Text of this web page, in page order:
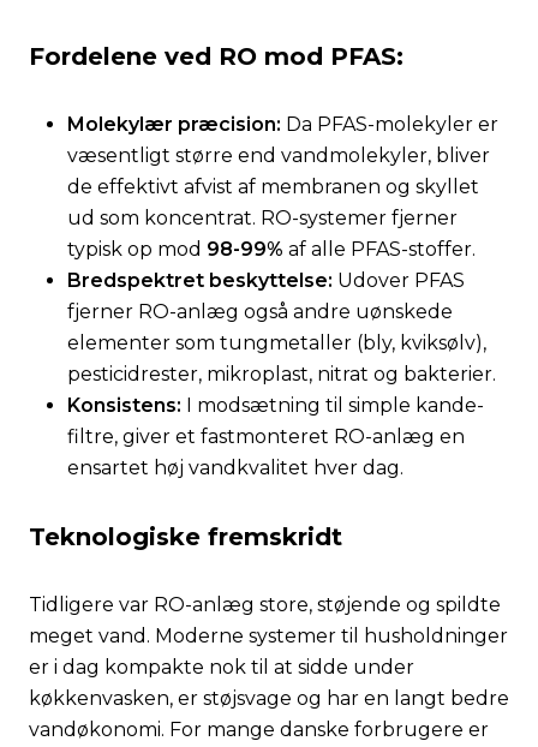
Fordelene ved RO mod PFAS:
Molekylær præcision: Da PFAS-molekyler er
væsentligt større end vandmolekyler, bliver
de effektivt afvist af membranen og skyllet
ud som koncentrat. RO-systemer fjerner
typisk op mod 98-99% af alle PFAS-stoffer.
Bredspektret beskyttelse: Udover PFAS
fjerner RO-anlæg også andre uønskede
elementer som tungmetaller (bly, kviksølv),
pesticidrester, mikroplast, nitrat og bakterier.
Konsistens: I modsætning til simple kande-
filtre, giver et fastmonteret RO-anlæg en
ensartet høj vandkvalitet hver dag.
Teknologiske fremskridt
Tidligere var RO-anlæg store, støjende og spildte
meget vand. Moderne systemer til husholdninger
er i dag kompakte nok til at sidde under
køkkenvasken, er støjsvage og har en langt bedre
vandøkonomi. For mange danske forbrugere er